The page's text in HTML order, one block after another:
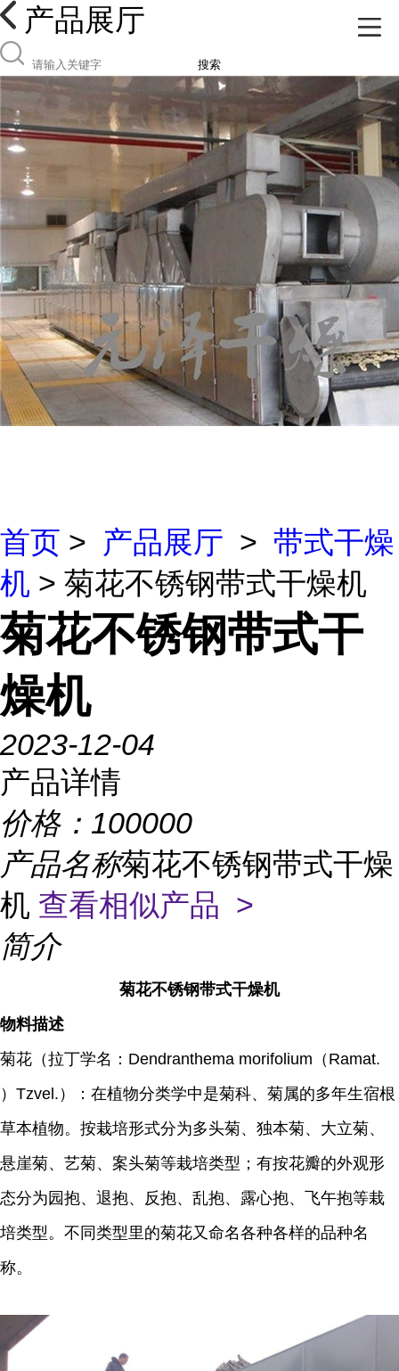
产品展厅
搜索
首页 > 产品展厅 > 带式干燥
机 > 菊花不锈钢带式干燥机
菊花不锈钢带式干
燥机
2023-12-04
产品详情
价格： 100000
产品名称菊花不锈钢带式干燥
机 查看相似产品 >
简介
菊花不锈钢带式干燥机
物料描述
菊花（拉丁学名：Dendranthema morifolium（Ramat.
）Tzvel.）：在植物分类学中是菊科、菊属的多年生宿根
草本植物。按栽培形式分为多头菊、独本菊、大立菊、
悬崖菊、艺菊、案头菊等栽培类型；有按花瓣的外观形
态分为园抱、退抱、反抱、乱抱、露心抱、飞午抱等栽
培类型。不同类型里的菊花又命名各种各样的品种名
称。